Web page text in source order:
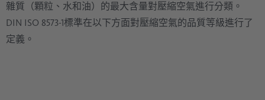
雜質（顆粒、水和油）的最大含量對壓縮空氣進行分類。
DIN ISO 8573-1標準在以下方面對壓縮空氣的品質等級進行了
定義。